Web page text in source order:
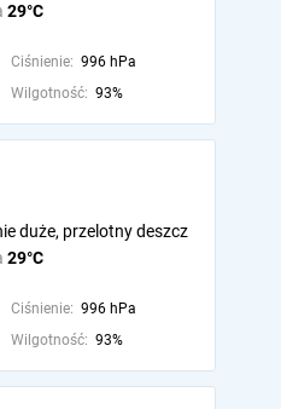
29°C
Ciśnienie: 996 hPa
Wilgotność: 93%
29°C
duże, przelotny deszcz
Ciśnienie: 996 hPa
Wilgotność: 93%